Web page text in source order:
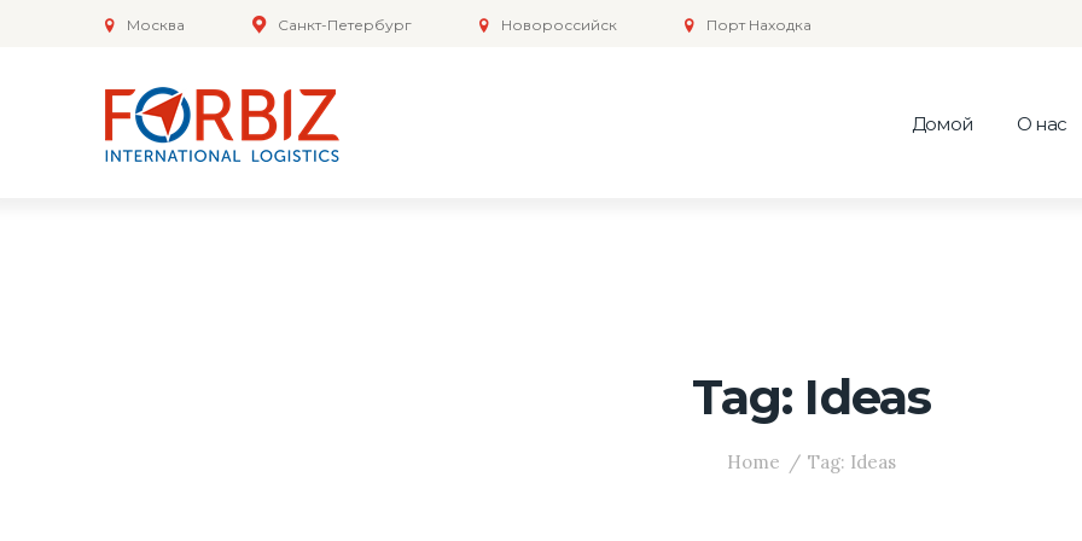
Москва Санкт-Петербург Новороссийск Порт Находка
Домой О нас
Tag: Ideas
Home Tag: Ideas